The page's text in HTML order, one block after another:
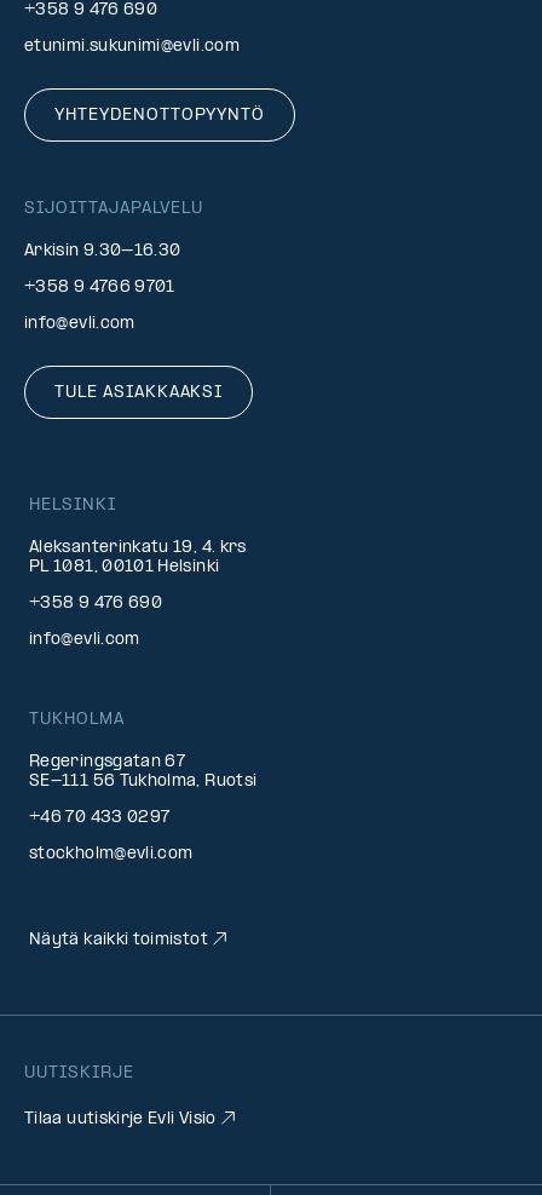
+358 9 476 690
etunimi.sukunimi@evli.com
YHTEYDENOTTOPYYNTÖ
SIJOITTAJAPALVELU
Arkisin 9.30–16.30
+358 9 4766 9701
info@evli.com
TULE ASIAKKAAKSI
UUTISKIRJE
Tilaa uutiskirje Evli Visio
HELSINKI
Aleksanterinkatu 19, 4. krs
PL 1081, 00101 Helsinki
+358 9 476 690
info@evli.com
TUKHOLMA
Regeringsgatan 67
SE-111 56 Tukholma, Ruotsi
+46 70 433 0297
stockholm@evli.com
Näytä kaikki toimistot